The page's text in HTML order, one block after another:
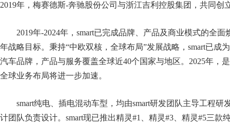
2019年，梅赛德斯-奔驰股份公司与浙江吉利控股集团，共同创
2019年-2024年，smart已完成品牌、产品及商业模式的全
年战略目标。秉持“中欧双核，全球布局”发展战略，smart已成
汽车品牌，产品与服务覆盖全球近40个国家与地区。2025年，
全球业务布局将进一步加速。
smart纯电、插电混动车型，均由smart研发团队主导工程研
计团队负责设计。smart现已推出精灵#1、精灵#3、精灵#5三款